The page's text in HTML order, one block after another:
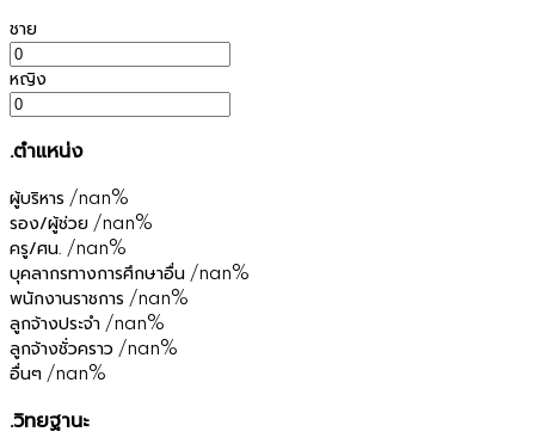
ชาย
หญิง
.ตำแหน่ง
ผู้บริหาร /nan%
รอง/ผู้ช่วย /nan%
ครู/ศน. /nan%
บุคลากรทางการศึกษาอื่น /nan%
พนักงานราชการ /nan%
ลูกจ้างประจำ /nan%
ลูกจ้างชั่วคราว /nan%
อื่นๆ /nan%
.วิทยฐานะ